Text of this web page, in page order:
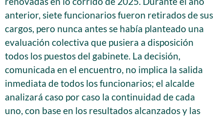
anterior, siete funcionarios fueron retirados de sus
cargos, pero nunca antes se había planteado una
evaluación colectiva que pusiera a disposición
todos los puestos del gabinete. La decisión,
comunicada en el encuentro, no implica la salida
inmediata de todos los funcionarios; el alcalde
analizará caso por caso la continuidad de cada
uno, con base en los resultados alcanzados y las